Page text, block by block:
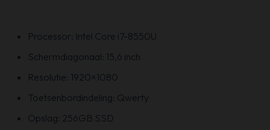
Processor: Intel Core i7-8550U
Schermdiagonaal: 15,6 inch
Resolutie: 1920×1080
Toetsenbordindeling: Qwerty
Opslag: 256GB SSD